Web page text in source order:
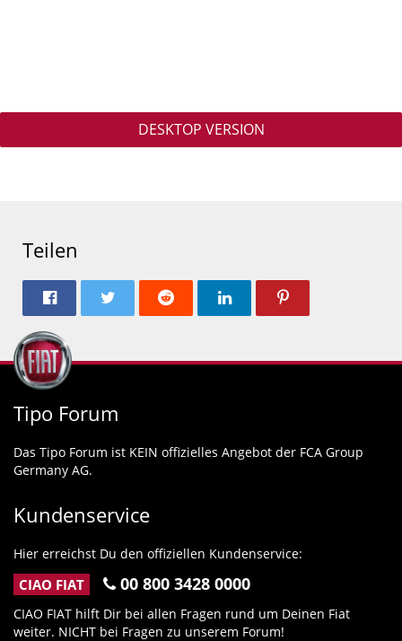
DESKTOP VERSION
Teilen
Tipo Forum
Das Tipo Forum ist KEIN offizielles Angebot der FCA Group
Germany AG.
Kundenservice
Hier erreichst Du den offiziellen Kundenservice:
CIAO FIAT 00 800 3428 0000
CIAO FIAT hilft Dir bei allen Fragen rund um Deinen Fiat
weiter. NICHT bei Fragen zu unserem Forum!